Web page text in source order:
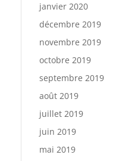
janvier 2020
décembre 2019
novembre 2019
octobre 2019
septembre 2019
août 2019
juillet 2019
juin 2019
mai 2019